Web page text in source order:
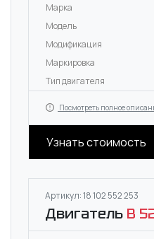
Марка
Модель
Модификация
Маркировка
Тип двигателя
Посмотреть полное
Узнать стоимость
Артикул: 18 102 552 253
Двигатель B